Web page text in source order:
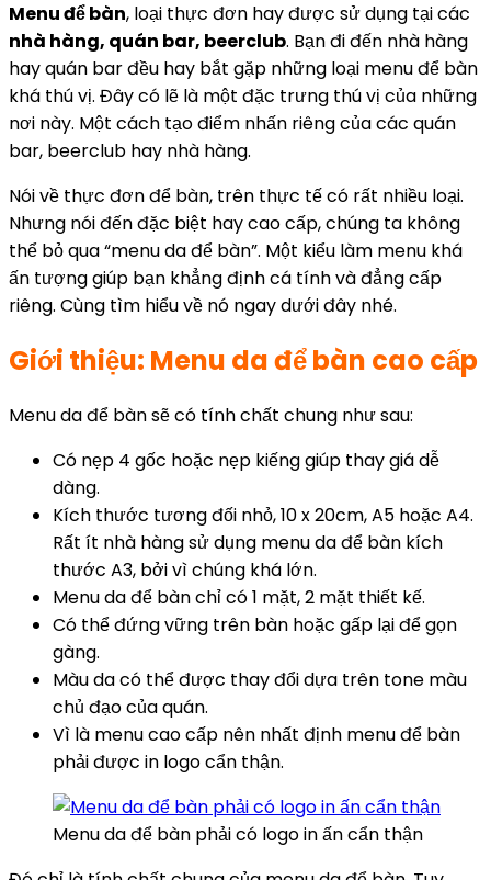
Menu để bàn, loại thực đơn hay được sử dụng tại các
nhà hàng, quán bar, beerclub. Bạn đi đến nhà hàng
hay quán bar đều hay bắt gặp những loại menu để bàn
khá thú vị. Đây có lẽ là một đặc trưng thú vị của những
nơi này. Một cách tạo điểm nhấn riêng của các quán
bar, beerclub hay nhà hàng.
Nói về thực đơn để bàn, trên thực tế có rất nhiều loại.
Nhưng nói đến đặc biệt hay cao cấp, chúng ta không
thể bỏ qua “menu da để bàn”. Một kiểu làm menu khá
ấn tượng giúp bạn khẳng định cá tính và đẳng cấp
riêng. Cùng tìm hiểu về nó ngay dưới đây nhé.
Giới thiệu: Menu da để bàn cao cấp
Menu da để bàn sẽ có tính chất chung như sau:
Có nẹp 4 gốc hoặc nẹp kiếng giúp thay giá dễ
dàng.
Kích thước tương đối nhỏ, 10 x 20cm, A5 hoặc A4.
Rất ít nhà hàng sử dụng menu da để bàn kích
thước A3, bởi vì chúng khá lớn.
Menu da để bàn chỉ có 1 mặt, 2 mặt thiết kế.
Có thể đứng vững trên bàn hoặc gấp lại để gọn
gàng.
Màu da có thể được thay đổi dựa trên tone màu
chủ đạo của quán.
Vì là menu cao cấp nên nhất định menu để bàn
phải được in logo cẩn thận.
Menu da để bàn phải có logo in ấn cẩn thận